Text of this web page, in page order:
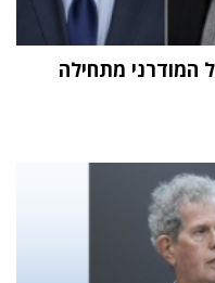
המודרני מתחילה